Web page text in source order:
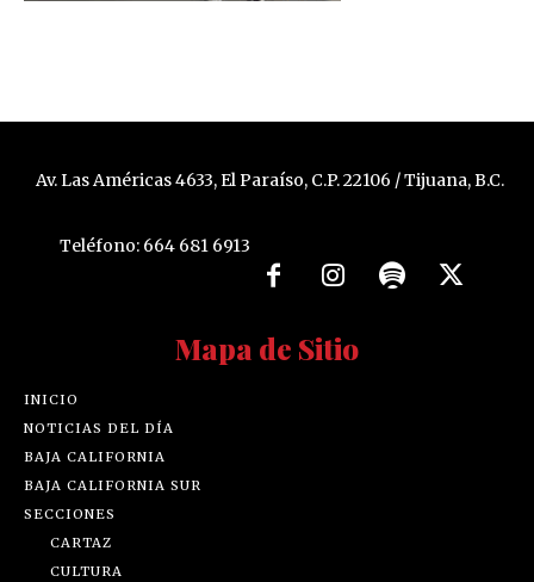
Av. Las Américas 4633, El Paraíso, C.P. 22106 / Tijuana, B.C.
Teléfono: 664 681 6913
Mapa de Sitio
INICIO
NOTICIAS DEL DÍA
BAJA CALIFORNIA
BAJA CALIFORNIA SUR
SECCIONES
CARTAZ
CULTURA